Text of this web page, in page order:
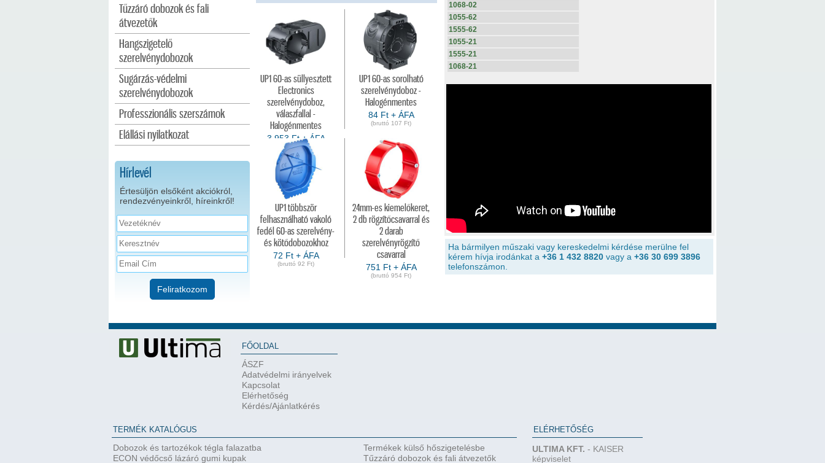
Tűzzáró dobozok és fali
átvezetők
Hangszigetelő
szerelvénydobozok
Sugárzás-védelmi
szerelvénydobozok
Professzionális szerszámok
Elállási nyilatkozat
Hírlevél
Értesüljön elsőként akciókról,
rendezvényeinkről, híreinkről!
Feliratkozom
UP1 60-as süllyesztett
Electronics
szerelvénydoboz,
válaszfallal -
Halogénmentes
3.953 Ft + ÁFA
(bruttó 5.021 Ft)
UP1 60-as sorolható
szerelvénydoboz -
Halogénmentes
84 Ft + ÁFA
(bruttó 107 Ft)
UP1 többször
felhasználható vakoló
fedél 60-as szerelvény-
és kötődobozokhoz
72 Ft + ÁFA
(bruttó 92 Ft)
24mm-es kiemelőkeret,
2 db rögzítőcsavarral és
2 darab
szerelvényrögzítő
csavarral
751 Ft + ÁFA
(bruttó 954 Ft)
1068-02
1055-62
1555-62
1055-21
1555-21
1068-21
Ha bármilyen műszaki vagy kereskedelmi kérdése merülne fel
kérem hívja irodánkat a +36 1 432 8820 vagy a +36 30 699 3896
telefonszámon.
FŐOLDAL
ÁSZF
Adatvédelmi irányelvek
Kapcsolat
Elérhetőség
Kérdés/Ajánlatkérés
TERMÉK KATALÓGUS
Dobozok és tartozékok tégla falazatba
ECON védőcső lázáró gumi kupak
Termékek külső hőszigetelésbe
Tűzzáró dobozok és fali átvezetők
ELÉRHETŐSÉG
ULTIMA KFT. - KAISER
képviselet